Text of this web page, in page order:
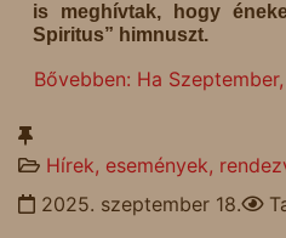
is meghívtak, hogy
Spiritus” himnuszt.
Bővebben: Ha
Hírek, események,
2025. szeptember 18.